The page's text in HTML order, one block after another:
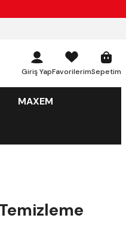
Giriş YapFavorilerimSepetim
MAXEM